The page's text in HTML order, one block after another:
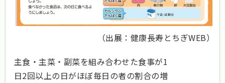
（出展：健康長寿とちぎWEB）
主食・主菜・副菜を組み合わせた食事が1
日2回以上の日がほぼ毎日の者の割合の増